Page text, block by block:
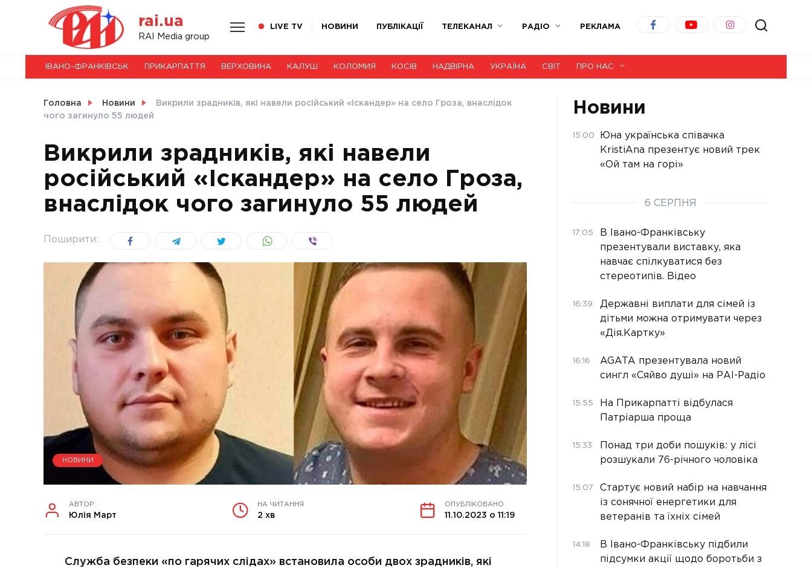
rai.ua
RAI Media group
LIVE TV НОВИНИ ПУБЛІКАЦІЇ ТЕЛЕКАНАЛ РАДІО РЕКЛАМА
НОВИНИ
СВІТ
УКРАЇНА
ІВАНО-ФРАНКІВСЬК ПРИКАРПАТТЯ ВЕРХОВИНА КАЛУШ КОЛОМИЯ КОСІВ НАДВІРНА УКРАЇНА СВІТ ПРО НАС
Головна Новини
Викрили зрадників, які навели російський «Іскандер» на село Гроза, внаслідок
чого загинуло 55 людей
Викрили зрадників, які навели
російський «Іскандер» на село Гроза,
внаслідок чого загинуло 55 людей
Поширити:
НОВИНИ
АВТОР
Юлія Март
НА ЧИТАННЯ
2 хв
ОПУБЛІКОВАНО
11.10.2023 о 11:19
Служба безпеки «по гарячих слідах» встановила особи двох зрадників, які
Новини
15:00
Юна українська співачка
KristiAna презентує новий трек
«Ой там на горі»
6 СЕРПНЯ
17:05
В Івано-Франківську
презентували виставку, яка
навчає спілкуватися без
стереотипів. Відео
16:39
Державні виплати для сімей із
дітьми можна отримувати через
«Дія.Картку»
16:16
AGATA презентувала новий
сингл «Сяйво душі» на РАІ-Радіо
15:55
На Прикарпатті відбулася
Патріарша проща
15:33
Понад три доби пошуків: у лісі
розшукали 76-річного чоловіка
15:07
Стартує новий набір на навчання
із сонячної енергетики для
ветеранів та їхніх сімей
14:18
В Івано-Франківську підбили
підсумки акції щодо боротьби з